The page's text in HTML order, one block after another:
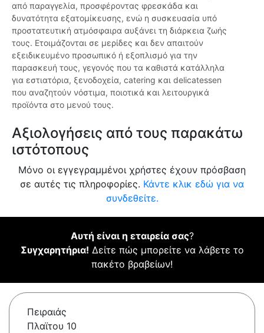
από παραγγελία, προσφέροντας φρεσκάδα και
δυνατότητα εξατομίκευσης, ενώ η συσκευασία υπό
προστατευτική ατμόσφαιρα αυξάνει τη διάρκεια ζωής
τους. Ετοιμάζονται σε μερίδες και δεν απαιτούν
εξειδικευμένο προσωπικό ή εξοπλισμό για την
παρασκευή τους, γεγονός που τα καθιστά κατάλληλα
για εστιατόρια, ξενοδοχεία, catering και delicatessen
που αναζητούν νόστιμα, ποιοτικά και λειτουργικά
προϊόντα στο μενού τους.
Αξιολογήσεις από τους παρακάτω
ιστότοπους
Μόνο οι εγγεγραμμένοι χρήστες έχουν πρόσβαση
σε αυτές τις πληροφορίες. Κάντε κλικ εδώ για να
συνδεθείτε.
Αυτή είναι η εταιρεία σας?
Συγχαρητήρια! Δείτε πώς μπορείτε να λάβετε το
πακέτο βραβείων!
Πειραιάς
Πλαϊτου 10